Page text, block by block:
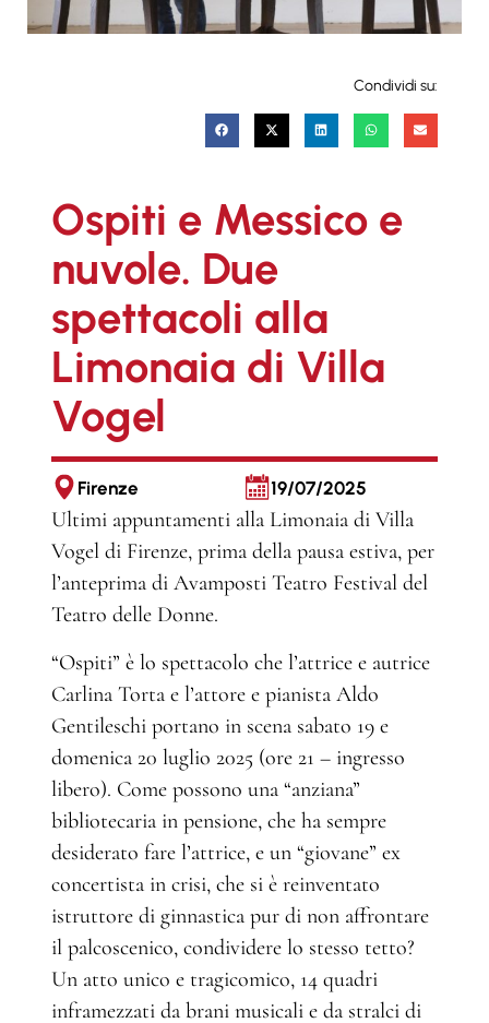
Condividi su:
Ospiti e Messico e
nuvole. Due
spettacoli alla
Limonaia di Villa
Vogel
Firenze 19/07/2025
Ultimi appuntamenti alla Limonaia di Villa
Vogel di Firenze, prima della pausa estiva, per
l’anteprima di Avamposti Teatro Festival del
Teatro delle Donne.
“Ospiti” è lo spettacolo che l’attrice e autrice
Carlina Torta e l’attore e pianista Aldo
Gentileschi portano in scena sabato 19 e
domenica 20 luglio 2025 (ore 21 – ingresso
libero). Come possono una “anziana”
bibliotecaria in pensione, che ha sempre
desiderato fare l’attrice, e un “giovane” ex
concertista in crisi, che si è reinventato
istruttore di ginnastica pur di non affrontare
il palcoscenico, condividere lo stesso tetto?
Un atto unico e tragicomico, 14 quadri
inframezzati da brani musicali e da stralci di